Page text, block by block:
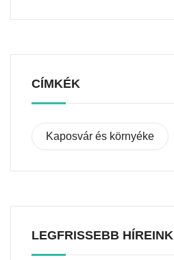
CÍMKÉK
Kaposvár és környéke
LEGFRISSEBB HÍREINK